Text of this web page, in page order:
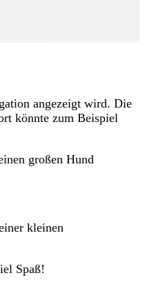
angezeigt wird. Die
könnte zum Beispiel
großen Hund
kleinen
Spaß!